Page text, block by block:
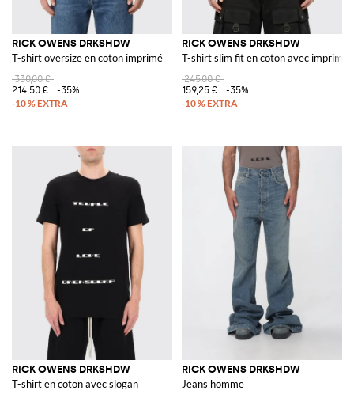
RICK OWENS DRKSHDW
T-shirt oversize en coton imprimé
330,00 €
214,50 €
-35%
RICK OWENS DRKSHDW
T-shirt slim fit en coton avec imprimé
245,00 €
159,25 €
-35%
RICK OWENS DRKSHDW
T-shirt en coton avec slogan
RICK OWENS DRKSHDW
Jeans homme